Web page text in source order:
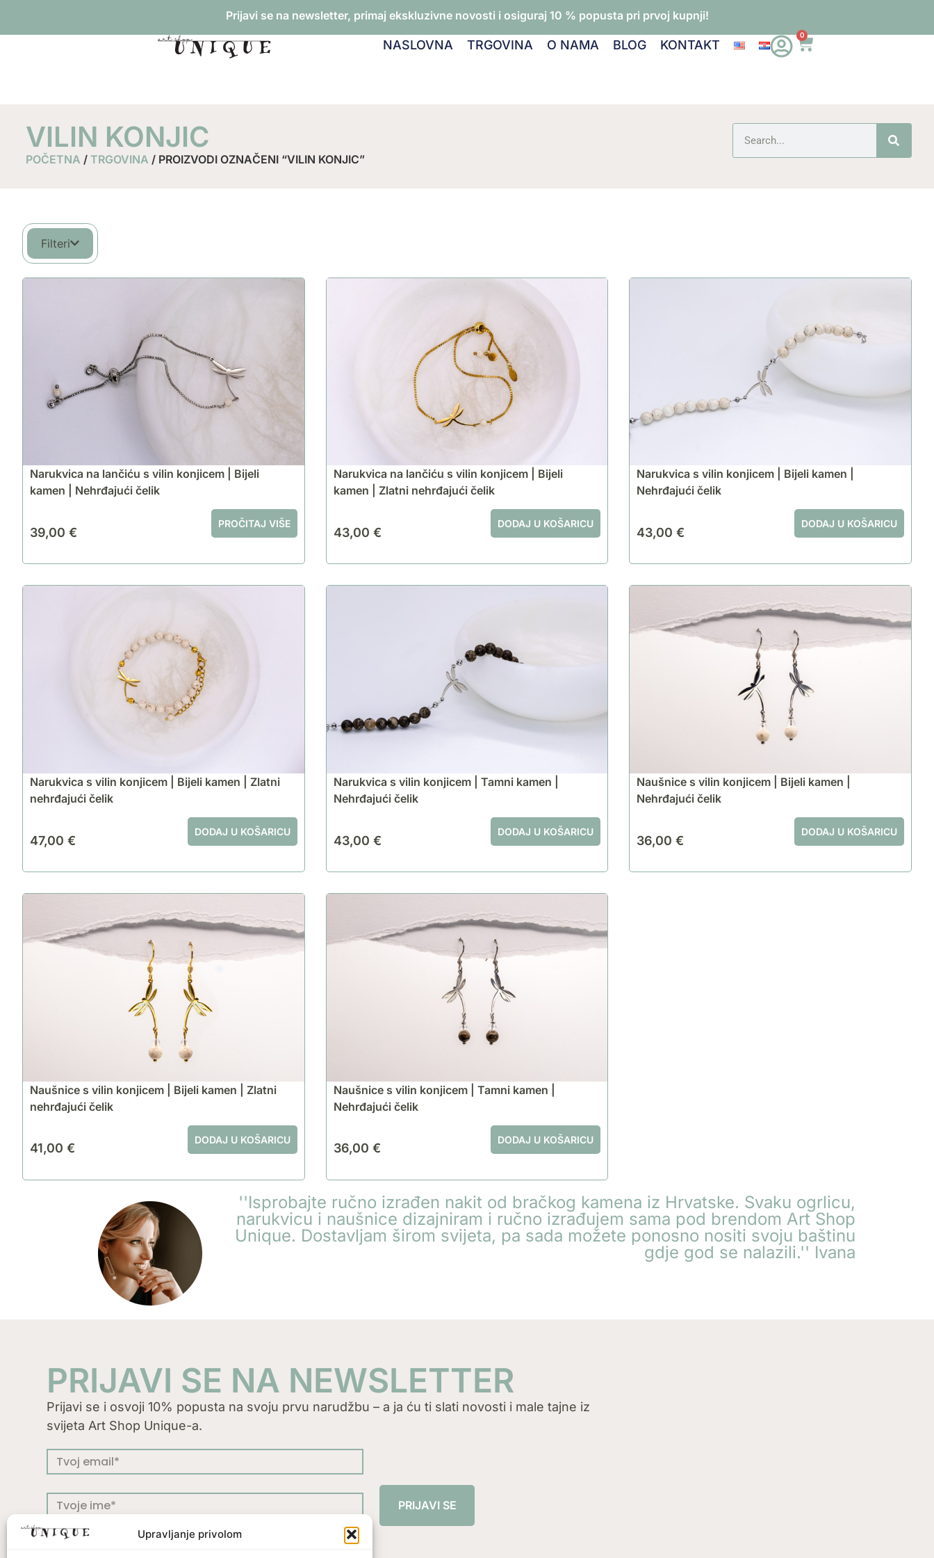
Upravljanje privolom
Prijavi se na newsletter, primaj ekskluzivne novosti i osiguraj 10 % popusta pri prvoj kupnji!
NASLOVNA TRGOVINA O NAMA BLOG KONTAKT
0
VILIN KONJIC
POČETNA / TRGOVINA / PROIZVODI OZNAČENI “VILIN KONJIC”
Filteri
Narukvica na lančiću s vilin konjicem | Bijeli
kamen | Nehrđajući čelik
39,00 €
PROČITAJ VIŠE
Narukvica na lančiću s vilin konjicem | Bijeli
kamen | Zlatni nehrđajući čelik
43,00 €
DODAJ U KOŠARICU
Narukvica s vilin konjicem | Bijeli kamen |
Nehrđajući čelik
43,00€
DODAJ U KOŠARICU
Narukvica s vilin konjicem | Bijeli kamen | Zlatni
nehrđajući čelik
47,00 €
DODAJ U KOŠARICU
Narukvica s vilin konjicem | Tamni kamen |
Nehrđajući čelik
43,00 €
DODAJ U KOŠARICU
Naušnice s vilin konjicem | Bijeli kamen |
Nehrđajući čelik
36,00€
DODAJ U KOŠARICU
Naušnice s vilin konjicem | Bijeli kamen | Zlatni
nehrđajući čelik
41,00 €
DODAJ U KOŠARICU
Naušnice s vilin konjicem | Tamni kamen |
Nehrđajući čelik
36,00 €
DODAJ U KOŠARICU
''Isprobajte ručno izrađen nakit od bračkog kamena iz Hrvatske. Svaku ogrlicu,
narukvicu i naušnice dizajniram i ručno izrađujem sama pod brendom Art Shop
Unique. Dostavljam širom svijeta, pa sada možete ponosno nositi svoju baštinu
gdje god se nalazili.'' Ivana
PRIJAVI SE NA NEWSLETTER
Prijavi se i osvoji 10% popusta na svoju prvu narudžbu – a ja ću ti slati novosti i male tajne iz
svijeta Art Shop Unique-a.
PRIJAVI SE